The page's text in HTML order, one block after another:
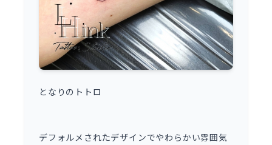
となりのトトロ
デフォルメされたデザインでやわらかい雰囲気